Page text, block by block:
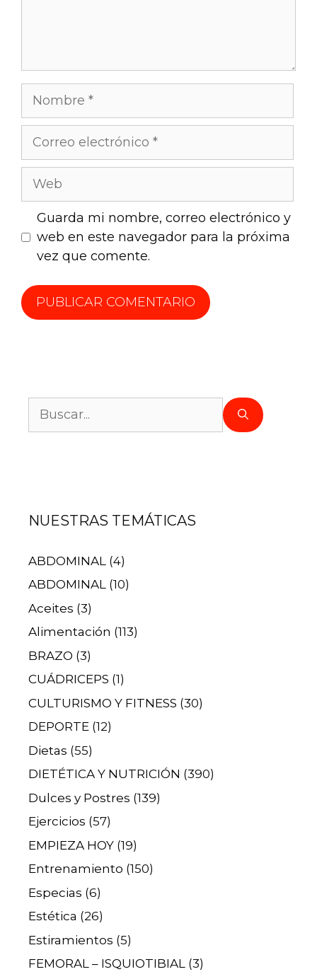
Guarda mi nombre, correo electrónico y
web en este navegador para la próxima
vez que comente.
NUESTRAS TEMÁTICAS
ABDOMINAL (4)
ABDOMINAL (10)
Aceites (3)
Alimentación (113)
BRAZO (3)
CUÁDRICEPS (1)
CULTURISMO Y FITNESS (30)
DEPORTE (12)
Dietas (55)
DIETÉTICA Y NUTRICIÓN (390)
Dulces y Postres (139)
Ejercicios (57)
EMPIEZA HOY (19)
Entrenamiento (150)
Especias (6)
Estética (26)
Estiramientos (5)
FEMORAL – ISQUIOTIBIAL (3)